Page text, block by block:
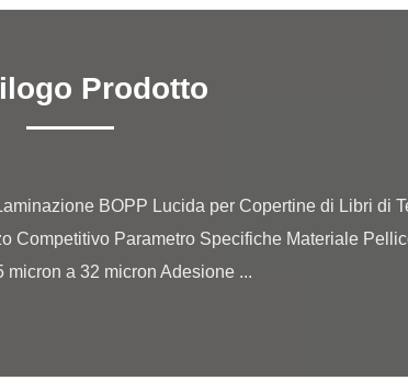
Prodotto
Competitivo Parametro Specifiche Materiale
a 32 micron Adesione ...